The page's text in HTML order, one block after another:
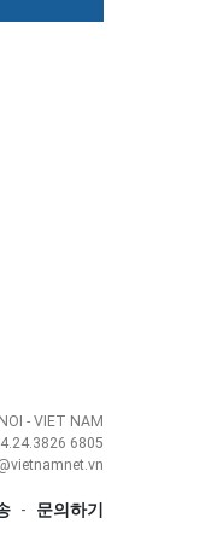
- VIET NAM
6805
- 문의하기